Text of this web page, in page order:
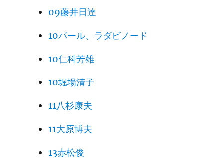
09藤井日達
10パール、ラダビノード
10仁科芳雄
10堀場清子
11八杉康夫
11大原博夫
13赤松俊